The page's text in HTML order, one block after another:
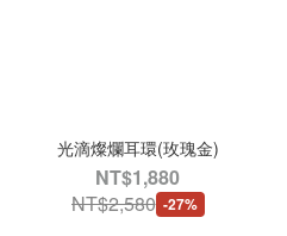
光滴燦爛耳環(玫瑰金)
NT$1,880
NT$2,580 -27%